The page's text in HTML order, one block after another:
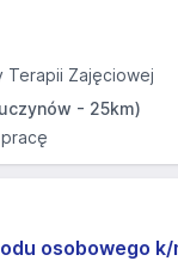
Terapii Zajęciowej
- 25km)
osobowego k/